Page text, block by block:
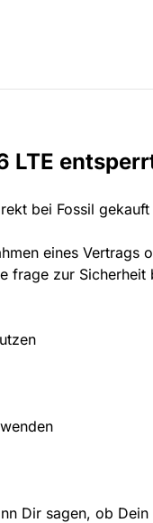
LTE
bei Fossil
eines
frage zur
Dir sagen, ob